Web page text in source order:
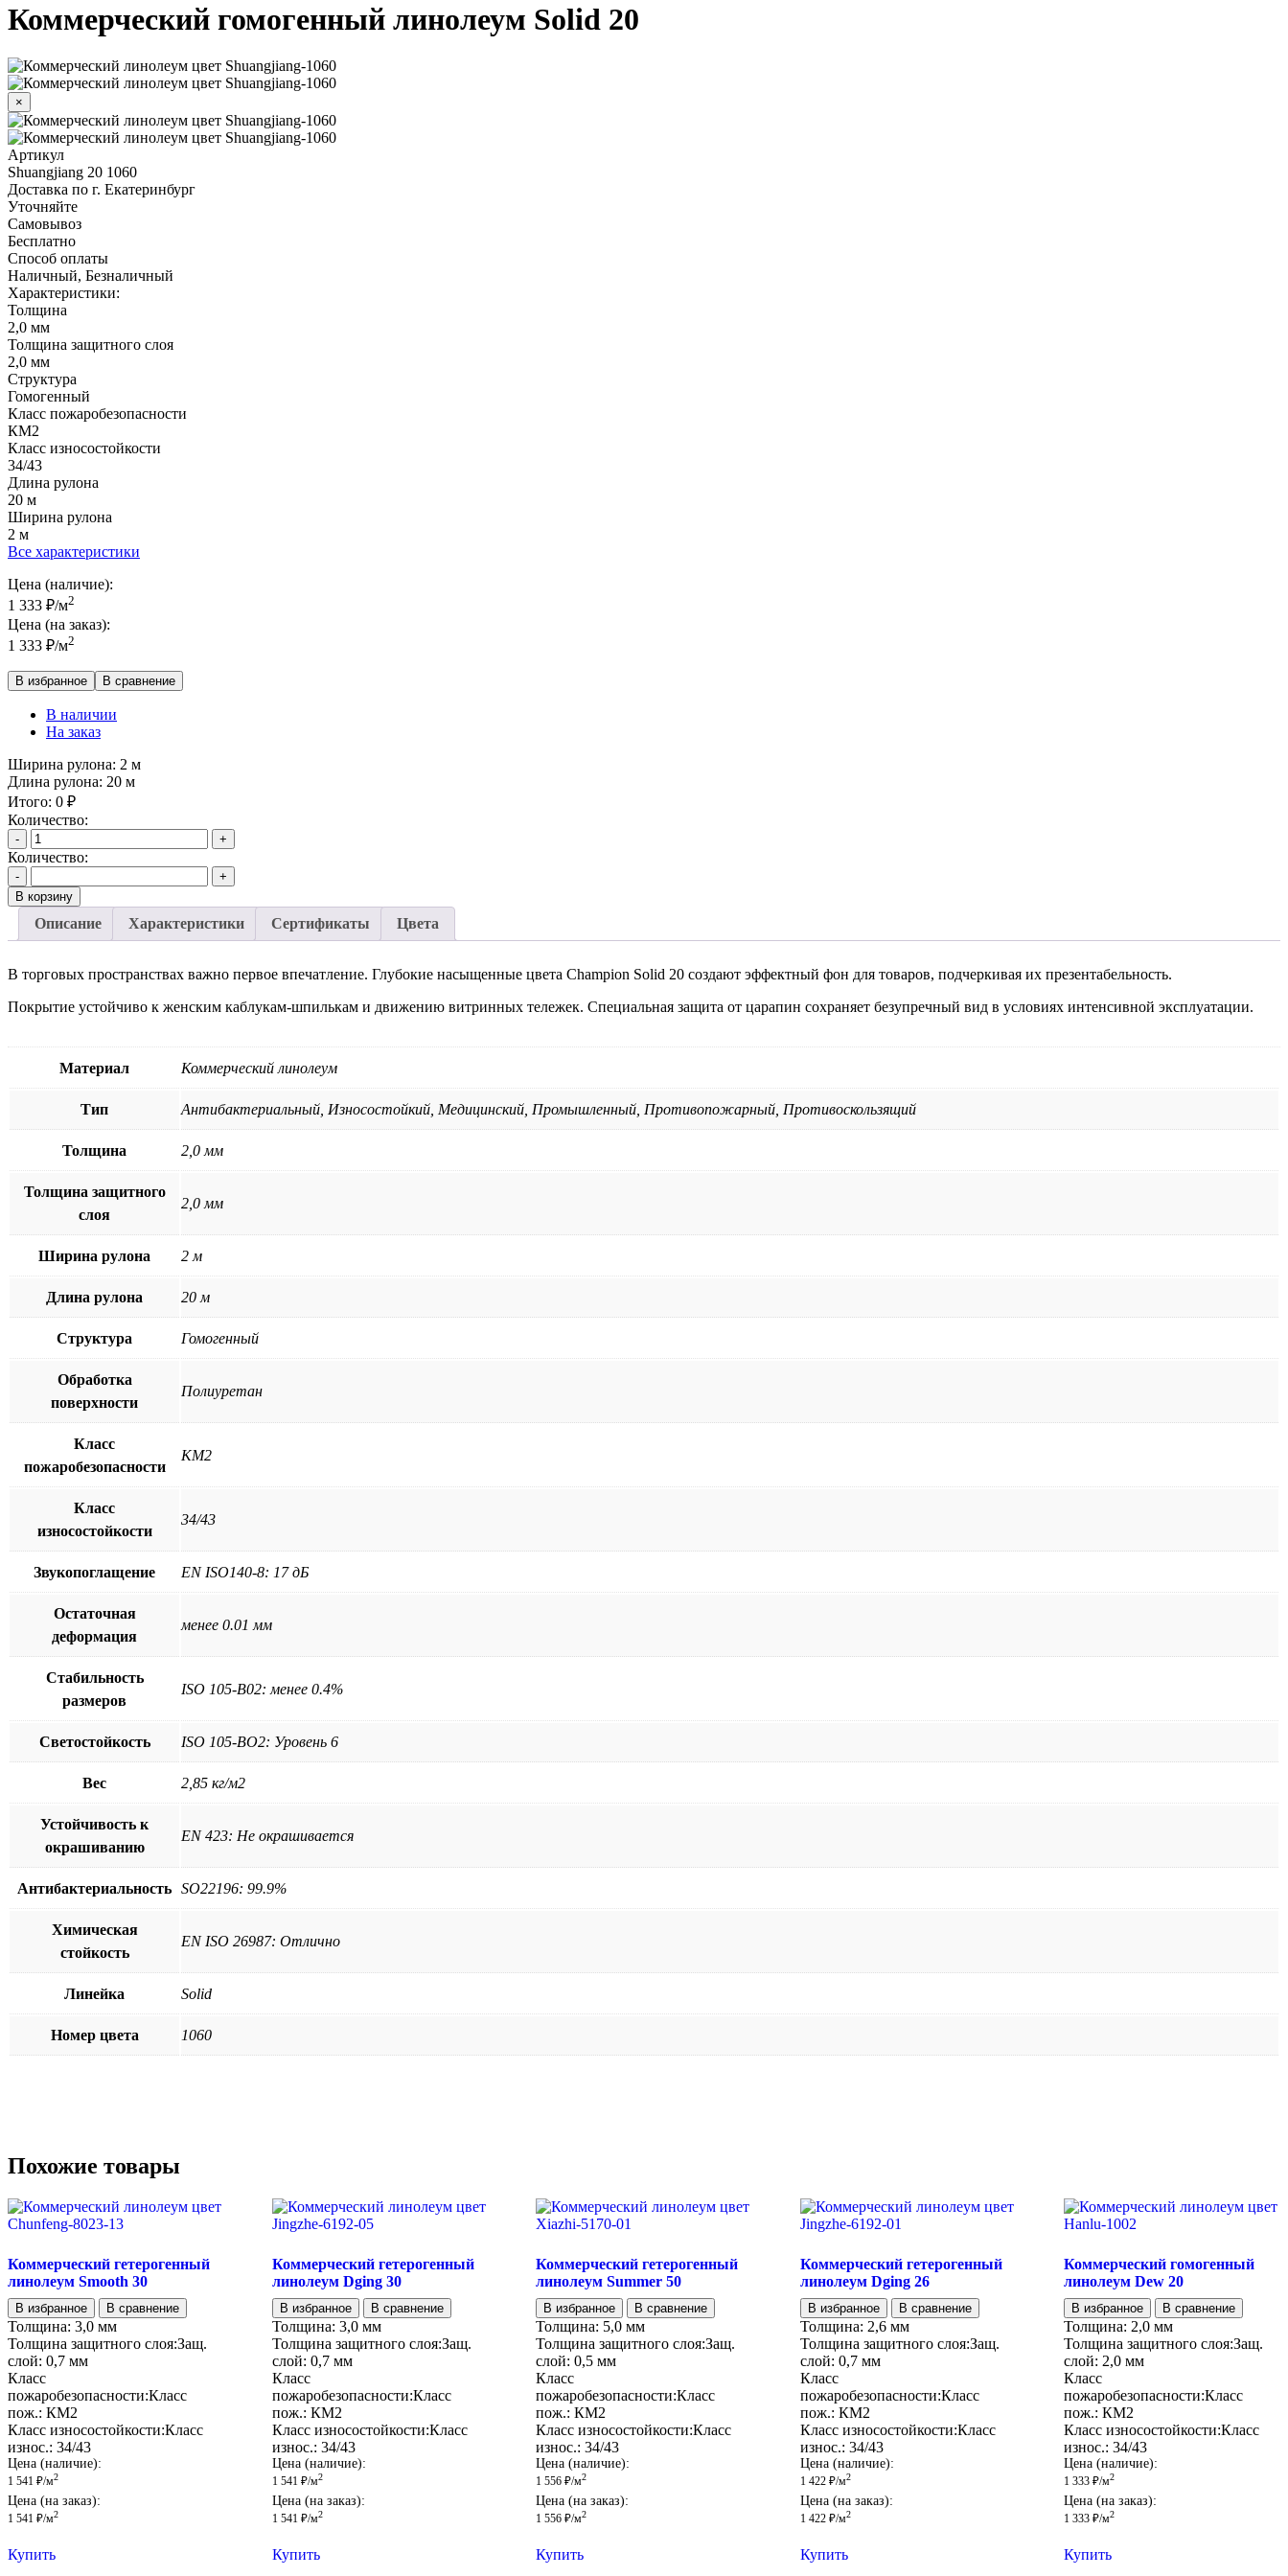
Коммерческий гомогенный линолеум Solid 20
×
Артикул
Shuangjiang 20 1060
Доставка по г. Екатеринбург
Уточняйте
Самовывоз
Бесплатно
Способ оплаты
Наличный, Безналичный
Характеристики:
Толщина
2,0 мм
Толщина защитного слоя
2,0 мм
Структура
Гомогенный
Класс пожаробезопасности
КМ2
Класс износостойкости
34/43
Длина рулона
20 м
Ширина рулона
2 м
Все характеристики
Цена (наличие):
1 333 ₽/м2
Цена (на заказ):
1 333 ₽/м2
В избранное В сравнение
В наличии
На заказ
Ширина рулона: 2 м
Длина рулона: 20 м
Итого: 0 ₽
Количество:
- +
Количество:
-
+
В корзину
Описание Характеристики Сертификаты Цвета
В торговых пространствах важно первое впечатление. Глубокие насыщенные цвета Champion Solid 20 создают эффектный фон для товаров, подчеркивая их презентабельность.
Покрытие устойчиво к женским каблукам-шпилькам и движению витринных тележек. Специальная защита от царапин сохраняет безупречный вид в условиях интенсивной эксплуатации.
Материал Коммерческий линолеум
Тип Антибактериальный, Износостойкий, Медицинский, Промышленный, Противопожарный, Противоскользящий
Толщина 2,0 мм
Толщина защитного
слоя
2,0 мм
Ширина рулона 2 м
Длина рулона 20 м
Структура Гомогенный
Обработка
поверхности
Полиуретан
Класс
пожаробезопасности
КМ2
Класс
износостойкости
34/43
Звукопоглащение EN ISO140-8: 17 дБ
Остаточная
деформация
менее 0.01 мм
Стабильность
размеров
ISO 105-B02: менее 0.4%
Светостойкость ISO 105-BO2: Уровень 6
Вес 2,85 кг/м2
Устойчивость к
окрашиванию
EN 423: Не окрашивается
Антибактериальность SO22196: 99.9%
Химическая
стойкость
EN ISO 26987: Отлично
Линейка Solid
Номер цвета 1060
Похожие товары
Коммерческий гетерогенный
линолеум Smooth 30
В избранное В сравнение
Толщина: 3,0 мм
Толщина защитного слоя:Защ.
слой: 0,7 мм
Класс
пожаробезопасности:Класс
пож.: КМ2
Класс износостойкости:Класс
износ.: 34/43
Цена (наличие):
1 541 ₽/м2
Цена (на заказ):
1 541 ₽/м2
Купить
Коммерческий гетерогенный
линолеум Dging 30
В избранное В сравнение
Толщина: 3,0 мм
Толщина защитного слоя:Защ.
слой: 0,7 мм
Класс
пожаробезопасности:Класс
пож.: КМ2
Класс износостойкости:Класс
износ.: 34/43
Цена (наличие):
1 541 ₽/м2
Цена (на заказ):
1 541 ₽/м2
Купить
Коммерческий гетерогенный
линолеум Summer 50
В избранное В сравнение
Толщина: 5,0 мм
Толщина защитного слоя:Защ.
слой: 0,5 мм
Класс
пожаробезопасности:Класс
пож.: КМ2
Класс износостойкости:Класс
износ.: 34/43
Цена (наличие):
1 556₽/м2
Цена (на заказ):
1 556₽/м2
Купить
Коммерческий гетерогенный
линолеум Dging 26
В избранное В сравнение
Толщина: 2,6 мм
Толщина защитного слоя:Защ.
слой: 0,7 мм
Класс
пожаробезопасности:Класс
пож.: КМ2
Класс износостойкости:Класс
износ.: 34/43
Цена (наличие):
1 422 ₽/м2
Цена (на заказ):
1 422 ₽/м2
Купить
Коммерческий гомогенный
линолеум Dew 20
В избранное В сравнение
Толщина: 2,0 мм
Толщина защитного слоя:Защ.
слой: 2,0 мм
Класс
пожаробезопасности:Класс
пож.: КМ2
Класс износостойкости:Класс
износ.: 34/43
Цена (наличие):
1 333₽/м2
Цена (на заказ):
1 333₽/м2
Купить